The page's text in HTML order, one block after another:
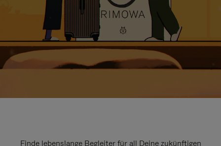
Finde lebenslange Begleiter für all Deine zukünftigen